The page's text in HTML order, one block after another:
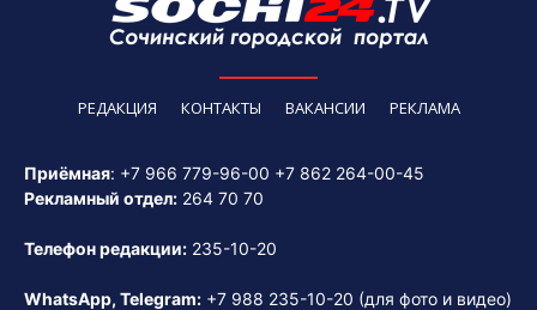
РЕДАКЦИЯ КОНТАКТЫ ВАКАНСИИ РЕКЛАМА
Приёмная: +7 966 779-96-00 +7 862 264-00-45
Рекламный отдел: 264 70 70
Телефон редакции: 235-10-20
WhatsApp, Telegram: +7 988 235-10-20 (для фото и видео)